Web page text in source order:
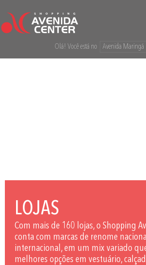
Olá! Você está no
LOJAS
Com mais de 160 lojas, o Shopping
conta com marcas de renome
internacional, em um mix variado
melhores opções em vestuário,